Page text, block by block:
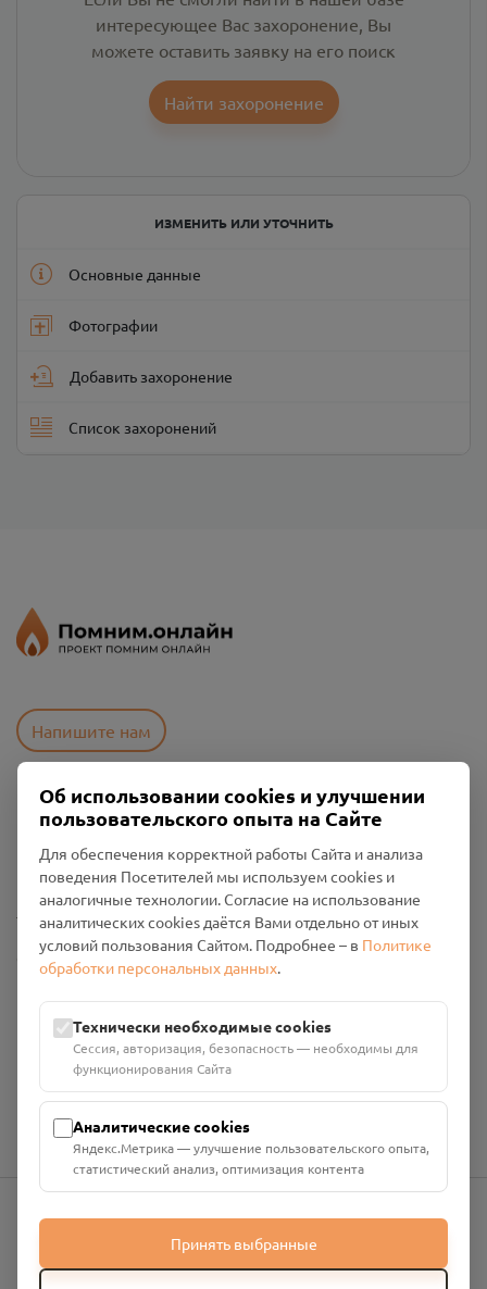
интересующее Вас захоронение, Вы
можете оставить заявку на его поиск
Найти захоронение
ИЗМЕНИТЬ ИЛИ УТОЧНИТЬ
Основные данные
Фотографии
Добавить захоронение
Список захоронений
Напишите нам
Пользовательское соглашение
Промо-материалы
Настройки cookies
Общество с ограниченной ответственностью «Смоленский
Проект Помним»
ИНН: 6700029207 ОГРН: 1256700001986
Юридический адрес: 216790, Смоленская область, р-н
Руднянский, г. Рудня, улица Западная, д. 26А, пом. 18
Номер счёта: 40702810901130004287 в АО "АЛЬФА-БАНК"
Кор. счёт: 30101810200000000593
info@pomnim.online
Об использовании cookies и улучшении
пользовательского опыта на Сайте
Для обеспечения корректной работы Сайта и анализа
поведения Посетителей мы используем cookies и
аналогичные технологии. Согласие на использование
аналитических cookies даётся Вами отдельно от иных
условий пользования Сайтом. Подробнее – в Политике
обработки персональных данных.
Технически необходимые cookies
Сессия, авторизация, безопасность — необходимы для
функционирования Сайта
Аналитические cookies
Яндекс.Метрика — улучшение пользовательского опыта,
статистический анализ, оптимизация контента
Принять выбранные